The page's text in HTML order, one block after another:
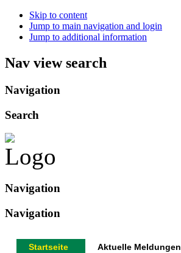
Skip to content
Jump to main navigation and login
Jump to additional information
Nav view search
Navigation
Search
Navigation
Navigation
Startseite Aktuelle Meldungen